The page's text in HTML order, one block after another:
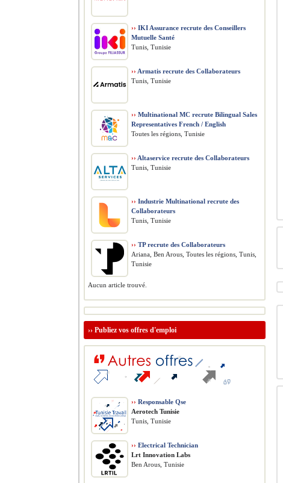
›› IKI Assurance recrute des Conseillers
Mutuelle Santé
Tunis, Tunisie
›› Armatis recrute des Collaborateurs
Tunis, Tunisie
›› Multinational MC recrute Bilingual Sales
Representatives French / English
Toutes les régions, Tunisie
›› Altaservice recrute des Collaborateurs
Tunis, Tunisie
›› Industrie Multinational recrute des
Collaborateurs
Tunis, Tunisie
›› TP recrute des Collaborateurs
Ariana, Ben Arous, Toutes les régions, Tunis,
Tunisie
Aucun article trouvé.
›› Publiez vos offres d'emploi
›› Responsable Qse
Aerotech Tunisie
Tunis, Tunisie
›› Electrical Technician
Lrt Innovation Labs
Ben Arous, Tunisie